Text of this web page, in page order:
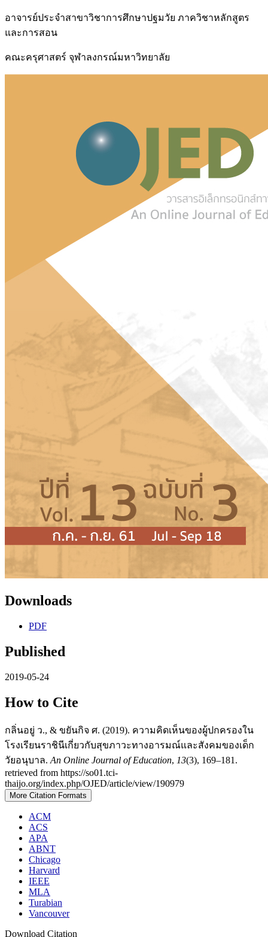
อาจารย์ประจำสาขาวิชาการศึกษาปฐมวัย ภาควิชาหลักสูตร
และการสอน
คณะครุศาสตร์ จุฬาลงกรณ์มหาวิทยาลัย
Downloads
PDF
Published
2019-05-24
How to Cite
กลิ่นอยู่ ว., & ขยันกิจ ศ. (2019). ความคิดเห็นของผู้ปกครองใน
โรงเรียนราชินีเกี่ยวกับสุขภาวะทางอารมณ์และสังคมของเด็ก
วัยอนุบาล. An Online Journal of Education, 13(3), 169–181.
retrieved from https://so01.tci-
thaijo.org/index.php/OJED/article/view/190979
More Citation Formats
ACM
ACS
APA
ABNT
Chicago
Harvard
IEEE
MLA
Turabian
Vancouver
Download Citation